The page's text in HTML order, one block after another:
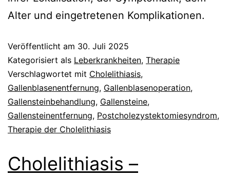
Alter und eingetretenen Komplikationen.
Veröffentlicht am 30. Juli 2025
Kategorisiert als Leberkrankheiten, Therapie
Verschlagwortet mit Cholelithiasis,
Gallenblasenentfernung, Gallenblasenoperation,
Gallensteinbehandlung, Gallensteine,
Gallensteinentfernung, Postcholezystektomiesyndrom,
Therapie der Cholelithiasis
Cholelithiasis –